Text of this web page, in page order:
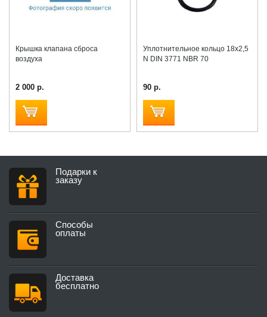
Крышка клапана сброса
воздуха
2 000 р.
Уплотнительное кольцо 18х2,5
N DIN 3771 NBR 70
90 р.
Подарки к
заказу
Способы
оплаты
Доставка
бесплатно